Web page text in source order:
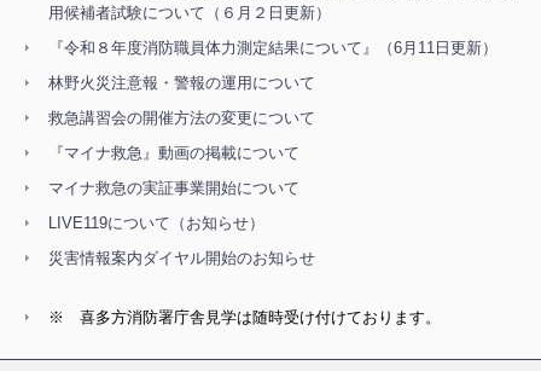
用候補者試験について（６月２日更新）
『令和８年度消防職員体力測定結果について』（6月11日更新）
林野火災注意報・警報の運用について
救急講習会の開催方法の変更について
『マイナ救急』動画の掲載について
マイナ救急の実証事業開始について
LIVE119について（お知らせ）
災害情報案内ダイヤル開始のお知らせ
※ 喜多方消防署庁舎見学は随時受け付けております。